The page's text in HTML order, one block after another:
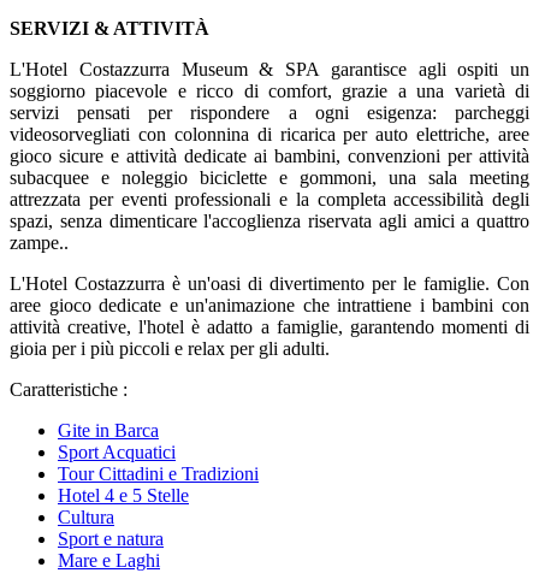
SERVIZI & ATTIVITÀ
L'Hotel Costazzurra Museum & SPA garantisce agli ospiti un
soggiorno piacevole e ricco di comfort, grazie a una varietà di
servizi pensati per rispondere a ogni esigenza: parcheggi
videosorvegliati con colonnina di ricarica per auto elettriche, aree
gioco sicure e attività dedicate ai bambini, convenzioni per attività
subacquee e noleggio biciclette e gommoni, una sala meeting
attrezzata per eventi professionali e la completa accessibilità degli
spazi, senza dimenticare l'accoglienza riservata agli amici a quattro
zampe..
L'Hotel Costazzurra è un'oasi di divertimento per le famiglie. Con
aree gioco dedicate e un'animazione che intrattiene i bambini con
attività creative, l'hotel è adatto a famiglie, garantendo momenti di
gioia per i più piccoli e relax per gli adulti.
Caratteristiche :
Gite in Barca
Sport Acquatici
Tour Cittadini e Tradizioni
Hotel 4 e 5 Stelle
Cultura
Sport e natura
Mare e Laghi